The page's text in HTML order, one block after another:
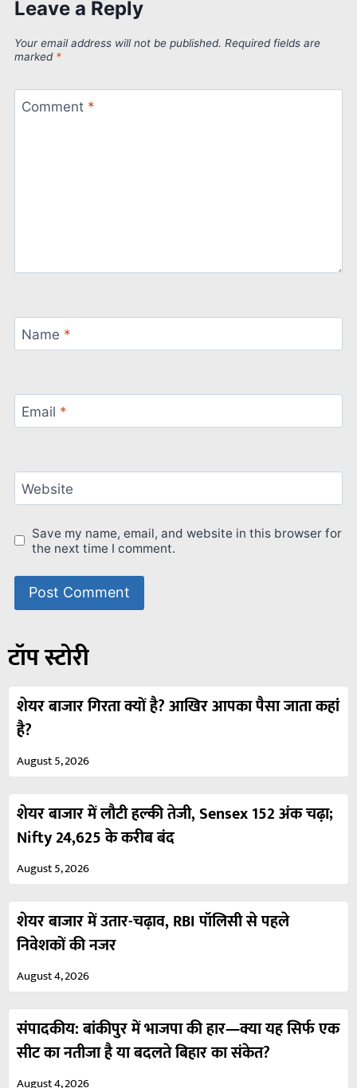
Leave a Reply
Your email address will not be published. Required fields are
marked *
Comment *
Name *
Email *
Website
Save my name, email, and website in this browser for
the next time I comment.
टॉप स्टोरी
शेयर बाजार गिरता क्यों है? आखिर आपका पैसा जाता कहां
है?
August 5, 2026
शेयर बाजार में लौटी हल्की तेजी, Sensex 152 अंक चढ़ा;
Nifty 24,625 के करीब बंद
August 5, 2026
शेयर बाजार में उतार-चढ़ाव, RBI पॉलिसी से पहले
निवेशकों की नजर
August 4, 2026
संपादकीय: बांकीपुर में भाजपा की हार—क्या यह सिर्फ एक
सीट का नतीजा है या बदलते बिहार का संकेत?
August 4, 2026